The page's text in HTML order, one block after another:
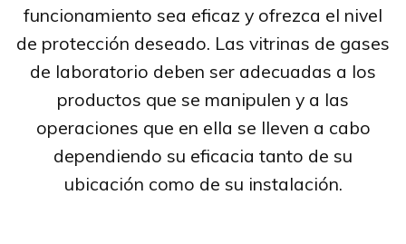
funcionamiento sea eficaz y ofrezca el nivel
de protección deseado. Las vitrinas de gases
de laboratorio deben ser adecuadas a los
productos que se manipulen y a las
operaciones que en ella se lleven a cabo
dependiendo su eficacia tanto de su
ubicación como de su instalación.